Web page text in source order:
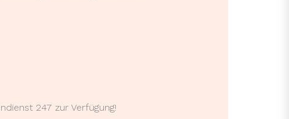
247 zur Verfügung!